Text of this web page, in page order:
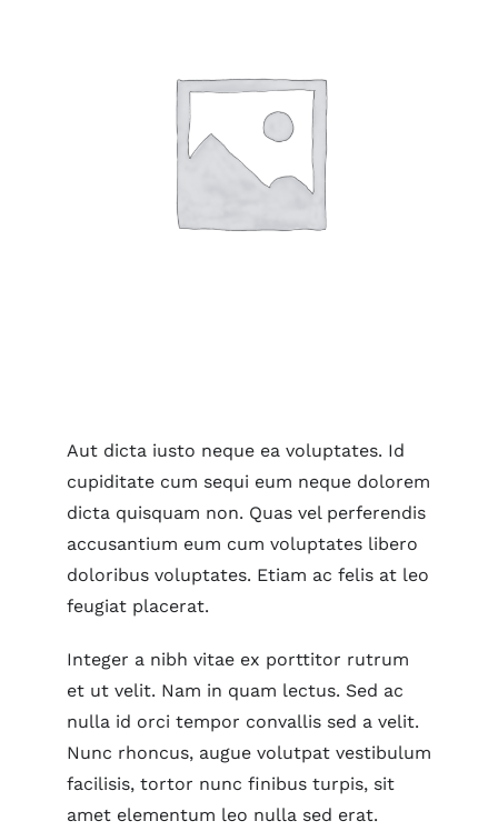
Aut dicta iusto neque ea voluptates. Id
cupiditate cum sequi eum neque dolorem
dicta quisquam non. Quas vel perferendis
accusantium eum cum voluptates libero
doloribus voluptates. Etiam ac felis at leo
feugiat placerat.
Integer a nibh vitae ex porttitor rutrum
et ut velit. Nam in quam lectus. Sed ac
nulla id orci tempor convallis sed a velit.
Nunc rhoncus, augue volutpat vestibulum
facilisis, tortor nunc finibus turpis, sit
amet elementum leo nulla sed erat.